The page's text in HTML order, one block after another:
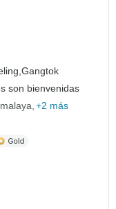
Gangtok
son bienvenidas
+2 más